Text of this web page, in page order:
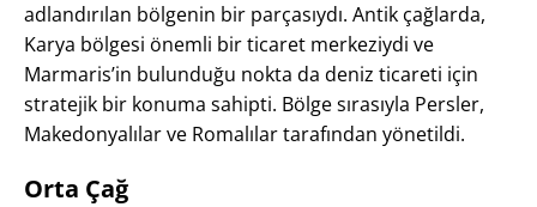
adlandırılan bölgenin bir parçasıydı. Antik çağlarda,
Karya bölgesi önemli bir ticaret merkeziydi ve
Marmaris’in bulunduğu nokta da deniz ticareti için
stratejik bir konuma sahipti. Bölge sırasıyla Persler,
Makedonyalılar ve Romalılar tarafından yönetildi.
Orta Çağ